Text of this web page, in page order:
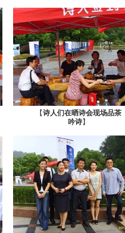
【诗人们在晒诗会现场品茶
吟诗】